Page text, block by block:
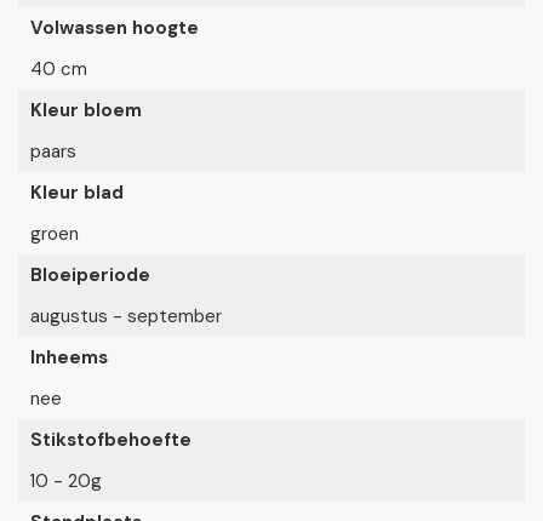
Volwassen hoogte
40 cm
Kleur bloem
paars
Kleur blad
groen
Bloeiperiode
augustus - september
Inheems
nee
Stikstofbehoefte
10 - 20g